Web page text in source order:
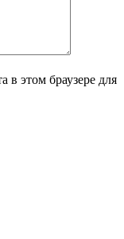
в этом браузере для